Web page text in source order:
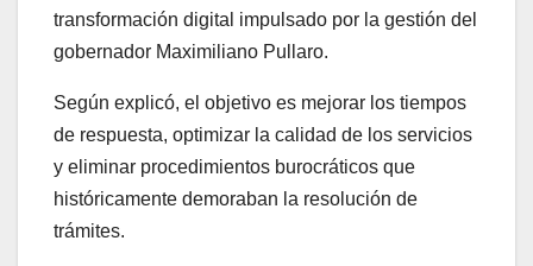
transformación digital impulsado por la gestión del
gobernador Maximiliano Pullaro.
Según explicó, el objetivo es mejorar los tiempos
de respuesta, optimizar la calidad de los servicios
y eliminar procedimientos burocráticos que
históricamente demoraban la resolución de
trámites.